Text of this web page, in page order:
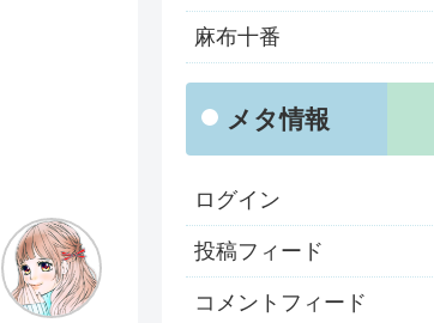
麻布十番
メタ情報
ログイン
投稿フィード
コメントフィード